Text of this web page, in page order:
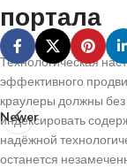
портала
Технологическая
эффективного
краулеры должны без
индексировать
надёжной
останется
Newer